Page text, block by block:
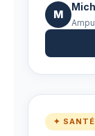
M
✦ SANTÉ